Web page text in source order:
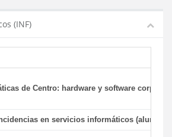
(INF)
de Centro: hardware y software
en servicios informáticos (alumnos)